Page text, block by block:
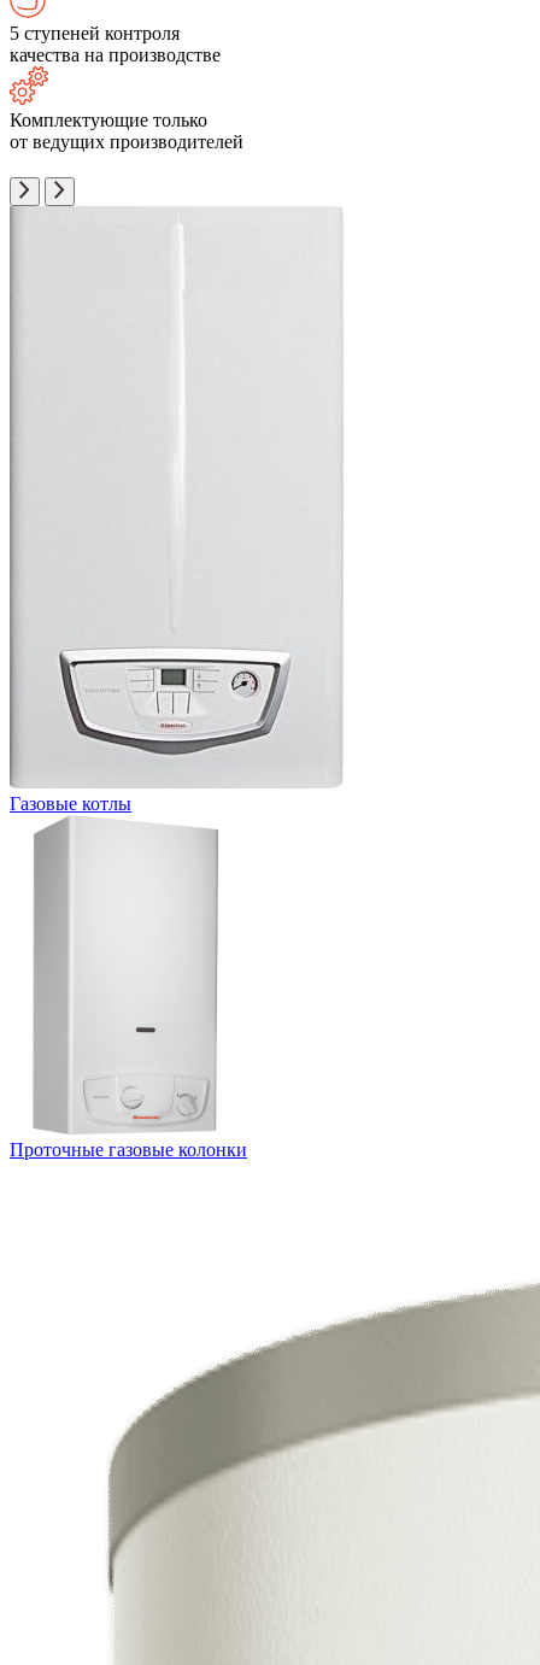
5 ступеней контроля
качества на производстве
Комплектующие только
от ведущих производителей
Газовые котлы
Проточные газовые колонки